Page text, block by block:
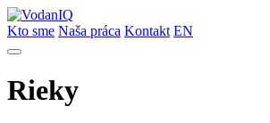
Kto sme Naša práca Kontakt EN
Rieky